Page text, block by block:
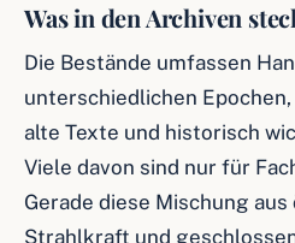
Was in den Archiven
Die Bestände umfassen
unterschiedlichen
alte Texte und historisch
Viele davon sind nur für
Gerade diese Mischung
Strahlkraft und